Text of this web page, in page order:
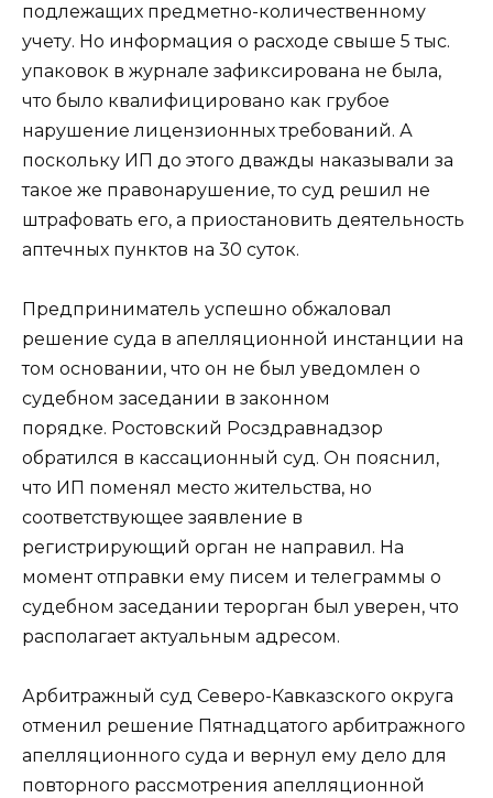
подлежащих предметно-количественному
учету. Но информация о расходе свыше 5 тыс.
упаковок в журнале зафиксирована не была,
что было квалифицировано как грубое
нарушение лицензионных требований. А
поскольку ИП до этого дважды наказывали за
такое же правонарушение, то суд решил не
штрафовать его, а приостановить деятельность
аптечных пунктов на 30 суток.
Предприниматель успешно обжаловал
решение суда в апелляционной инстанции на
том основании, что он не был уведомлен о
судебном заседании в законном
порядке. Ростовский Росздравнадзор
обратился в кассационный суд. Он пояснил,
что ИП поменял место жительства, но
соответствующее заявление в
регистрирующий орган не направил. На
момент отправки ему писем и телеграммы о
судебном заседании терорган был уверен, что
располагает актуальным адресом.
Арбитражный суд Северо-Кавказского округа
отменил решение Пятнадцатого арбитражного
апелляционного суда и вернул ему дело для
повторного рассмотрения апелляционной